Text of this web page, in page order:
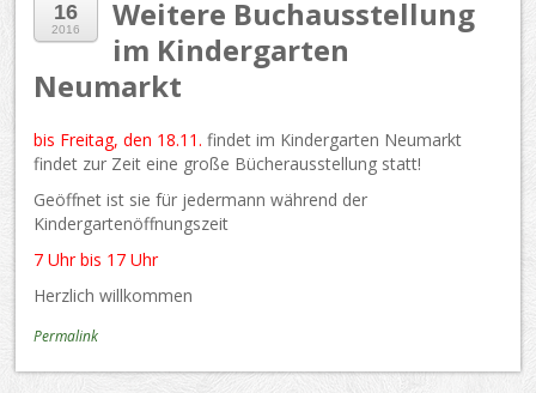
16
2016
Weitere Buchausstellung
im Kindergarten
Neumarkt
bis Freitag, den 18.11. findet im Kindergarten Neumarkt
findet zur Zeit eine große Bücherausstellung statt!
Geöffnet ist sie für jedermann während der
Kindergartenöffnungszeit
7 Uhr bis 17 Uhr
Herzlich willkommen
Permalink